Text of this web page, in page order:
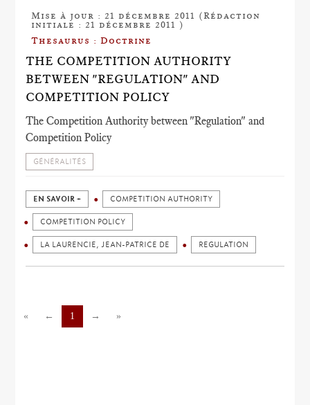
Mise à jour : 21 décembre 2011 (Rédaction
initiale : 21 décembre 2011 )
Thesaurus : Doctrine
THE COMPETITION AUTHORITY
BETWEEN "REGULATION" AND
COMPETITION POLICY
The Competition Authority between "Regulation" and
Competition Policy
GÉNÉRALITÉS
EN SAVOIR + COMPETITION AUTHORITY
COMPETITION POLICY
LA LAURENCIE, JEAN-PATRICE DE REGULATION
« ← 1 → »